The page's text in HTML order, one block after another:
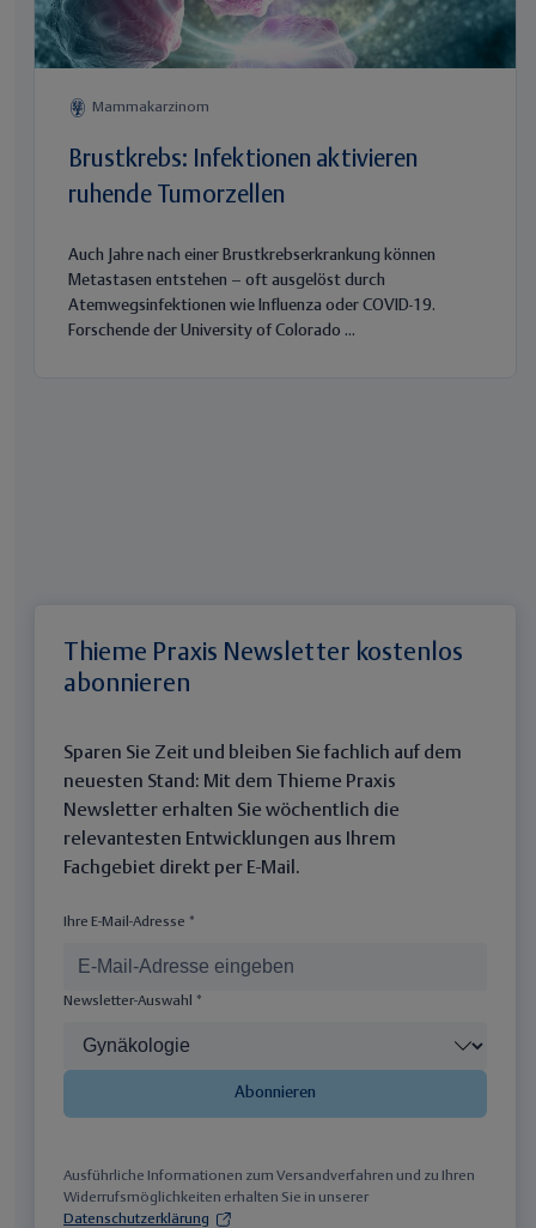
Mammakarzinom
Brustkrebs: Infektionen aktivieren
ruhende Tumorzellen
Auch Jahre nach einer Brustkrebserkrankung können
Metastasen entstehen – oft ausgelöst durch
Atemwegsinfektionen wie Influenza oder COVID-19.
Forschende der University of Colorado ...
Thieme Praxis Newsletter kostenlos
abonnieren
Sparen Sie Zeit und bleiben Sie fachlich auf dem
neuesten Stand: Mit dem Thieme Praxis
Newsletter erhalten Sie wöchentlich die
relevantesten Entwicklungen aus Ihrem
Fachgebiet direkt per E-Mail.
Ihre E-Mail-Adresse *
Newsletter-Auswahl *
Abonnieren
Ausführliche Informationen zum Versandverfahren und zu Ihren
Widerrufsmöglichkeiten erhalten Sie in unserer
Datenschutzerklärung